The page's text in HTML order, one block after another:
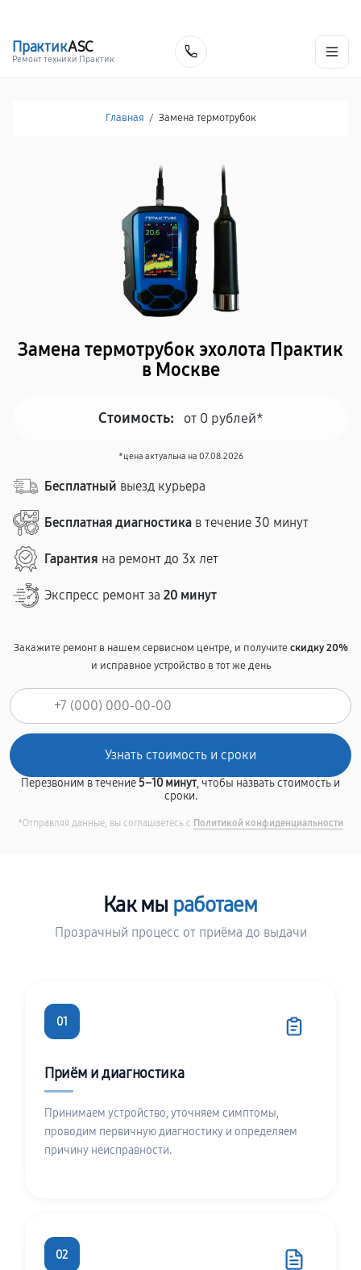
ПрактикASC
Ремонт техники Практик
Главная / Замена термотрубок
Замена термотрубок эхолота Практик
в Москве
Стоимость: от 0 рублей*
*цена актуальна на 07.08.2026
Бесплатный выезд курьера
Бесплатная диагностика в течение 30 минут
Гарантия на ремонт до 3х лет
Экспресс ремонт за 20 минут
Закажите ремонт в нашем сервисном центре, и получитескидку 20%
и исправное устройство в тот же день
Перезвоним в течение5–10 минут, чтобы назвать стоимость и
сроки.
*Отправляя данные, вы соглашаетесь с Политикой конфиденциальности
Как мы работаем
Прозрачный процесс от приёма до выдачи
01
Приём и диагностика
Принимаем устройство, уточняем симптомы,
проводим первичную диагностику и определяем
причину неисправности.
02